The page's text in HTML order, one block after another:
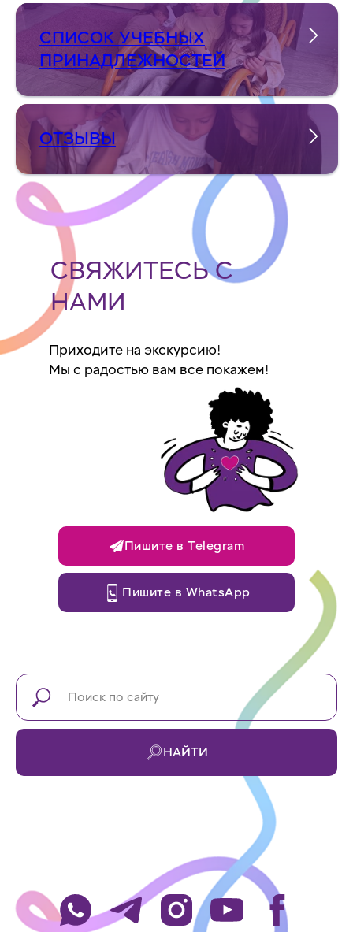
СПИСОК УЧЕБНЫХ
ПРИНАДЛЕЖНОСТЕЙ
ОТЗЫВЫ
СВЯЖИТЕСЬ С
НАМИ
Приходите на экскурсию!
Мы с радостью вам все покажем!
Пишите в Telegram
Пишите в WhatsApp
НАЙТИ